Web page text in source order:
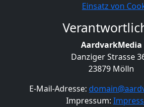
Einsatz von
AardvarkMedia
Danziger Strasse
23879 Mölln
E-Mail-Adresse:
Impressum: